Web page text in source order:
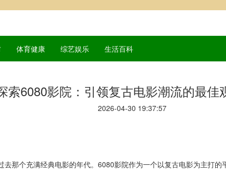
体育健康 综艺娱乐 生活百科
索6080影院：引领复古电影潮流的最佳
2026-04-30 19:37:57
那个充满经典电影的年代。6080影院作为一个以复古电影为主打